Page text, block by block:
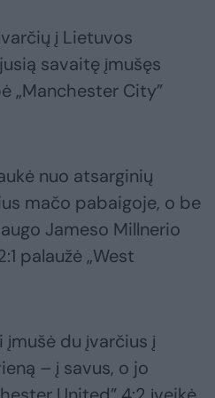
į Lietuvos
savaitę įmušęs
„Manchester City”
nuo atsarginių
mačo pabaigoje, o be
Jameso Millnerio
palaužė „West
įmušė du įvarčius į
– į savus, o jo